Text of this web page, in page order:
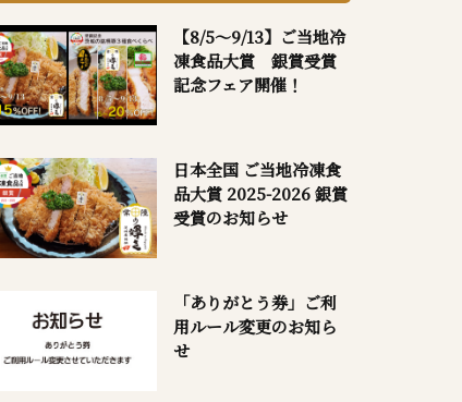
【8/5～9/13】ご当地冷
凍食品大賞 銀賞受賞
記念フェア開催！
日本全国 ご当地冷凍食
品大賞 2025-2026 銀賞
受賞のお知らせ
「ありがとう券」ご利
用ルール変更のお知ら
せ